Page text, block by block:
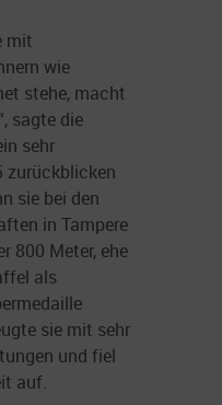
mit
wie
stehe, macht
sagte die
sehr
zurückblicken
sie bei den
in Tampere
800 Meter, ehe
als
sie mit sehr
und fiel
auf.